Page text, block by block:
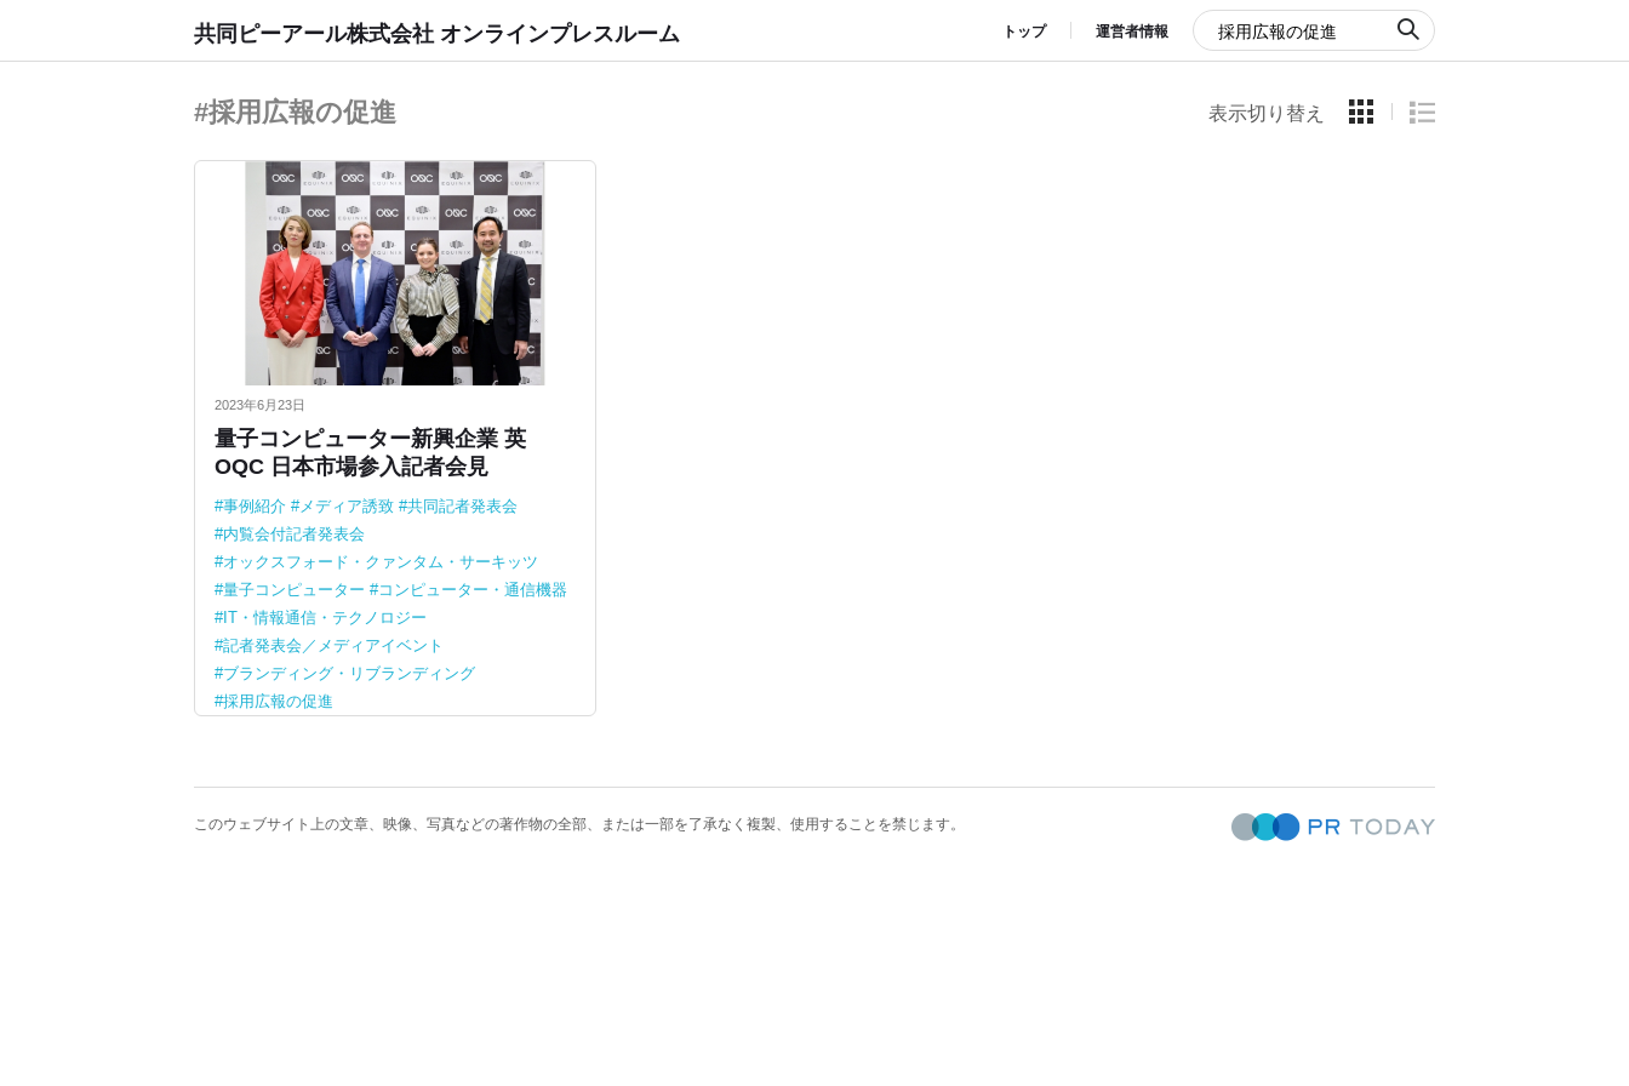
共同ピーアール株式会社 オンラインプレスルーム トップ 運営者情報
#採用広報の促進 表示切り替え
2023年6月23日
量子コンピューター新興企業 英
OQC 日本市場参入記者会見
事例紹介 メディア誘致
共同記者発表会
内覧会付記者発表会
オックスフォード・クァンタム・サーキッツ
量子コンピューター
コンピューター・通信機器
IT・情報通信・テクノロジー
記者発表会／メディアイベント
ブランディング・リブランディング
採用広報の促進
このウェブサイト上の文章、映像、写真などの著作物の全部、または一部を了承なく複製、使用することを禁じます。